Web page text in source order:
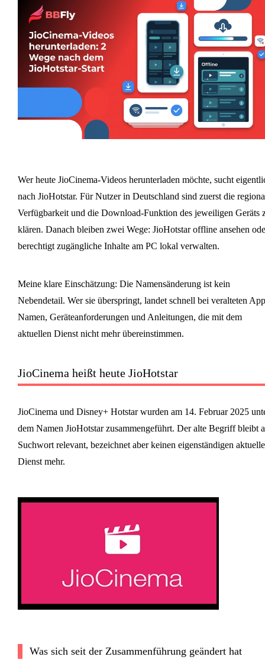
Wer heute JioCinema-Videos herunterladen möchte, sucht
nach JioHotstar. Für Nutzer in Deutschland sind zuerst die
Verfügbarkeit und die Download-Funktion des jeweiligen Geräts
klären. Danach bleiben zwei Wege: JioHotstar offline ansehen
berechtigt zugängliche Inhalte am PC lokal verwalten.
Meine klare Einschätzung: Die Namensänderung ist kein
Nebendetail. Wer sie überspringt, landet schnell bei veralteten
Namen, Geräteanforderungen und Anleitungen, die mit dem
aktuellen Dienst nicht mehr übereinstimmen.
JioCinema heißt heute JioHotstar
JioCinema und Disney+ Hotstar wurden am 14. Februar 2025
dem Namen JioHotstar zusammengeführt. Der alte Begriff bleibt
Suchwort relevant, bezeichnet aber keinen eigenständigen
Dienst mehr.
Was sich seit der Zusammenführung geändert hat